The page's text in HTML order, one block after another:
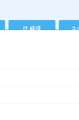
IT 経済 ス